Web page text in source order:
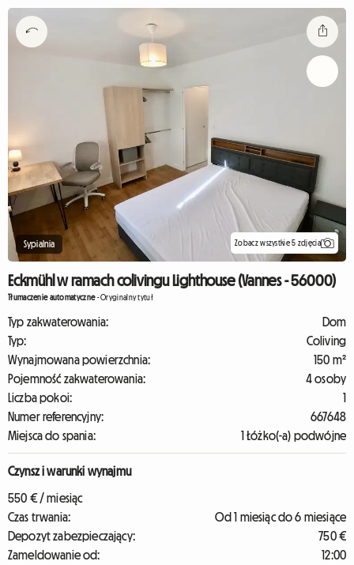
Sypialnia Zobacz wszystkie 5 zdjęcia
Eckmühl w ramach colivingu Lighthouse (Vannes - 56000)
Tłumaczenie automatyczne-Oryginalny tytuł
Typ zakwaterowania:
Dom
Typ:
Coliving
Wynajmowana powierzchnia:
150 m²
Pojemność zakwaterowania:
4 osoby
Liczba pokoi:
1
Numer referencyjny:
667648
Miejsca do spania:
1 Łóżko(-a) podwójne
Czynsz i warunki wynajmu
550 € / miesiąc
Czas trwania:
Od 1 miesiąc do 6 miesiące
Depozyt zabezpieczający:
750 €
Zameldowanie od:
12:00